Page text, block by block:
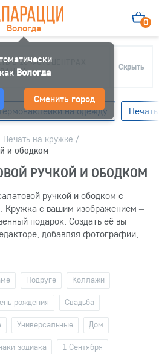
Вологда
Вологда
Сменить город
0
В 10 ФОТОЦЕНТРАХ
Скрыть
на одежду
Печать на кружке /
и ободком
РУЧКОЙ И ОБОДКОМ
ручкой и ободком с
Кружка с вашим изображением –
подарок. Создать её вы
добавляя фотографии,
Подруге Коллажи
рождения Свадьба
Универсальные Дом
зодиака 1 Сентября